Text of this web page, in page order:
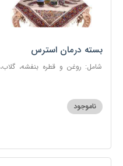
بسته درمان استرس
شامل: روغن و قطره بنفشه، گلاب،
گل، بهارنارنج، چای مبارک
ناموجود